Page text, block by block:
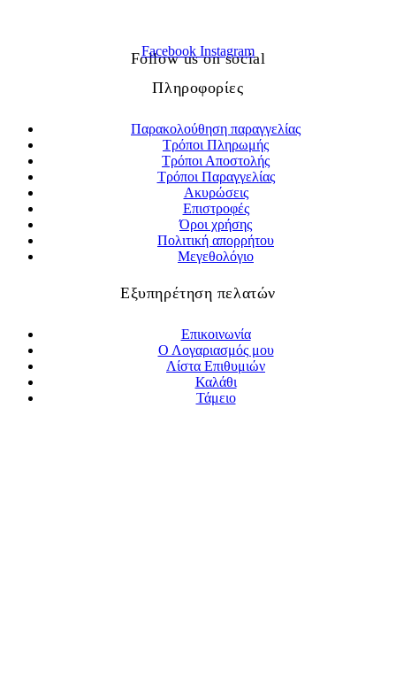
Follow us on social
Facebook Instagram
Πληροφορίες
Παρακολούθηση παραγγελίας
Τρόποι Πληρωμής
Τρόποι Αποστολής
Τρόποι Παραγγελίας
Ακυρώσεις
Επιστροφές
Όροι χρήσης
Πολιτική απορρήτου
Μεγεθολόγιο
Εξυπηρέτηση πελατών
Επικοινωνία
Ο Λογαριασμός μου
Λίστα Επιθυμιών
Καλάθι
Τάμειο